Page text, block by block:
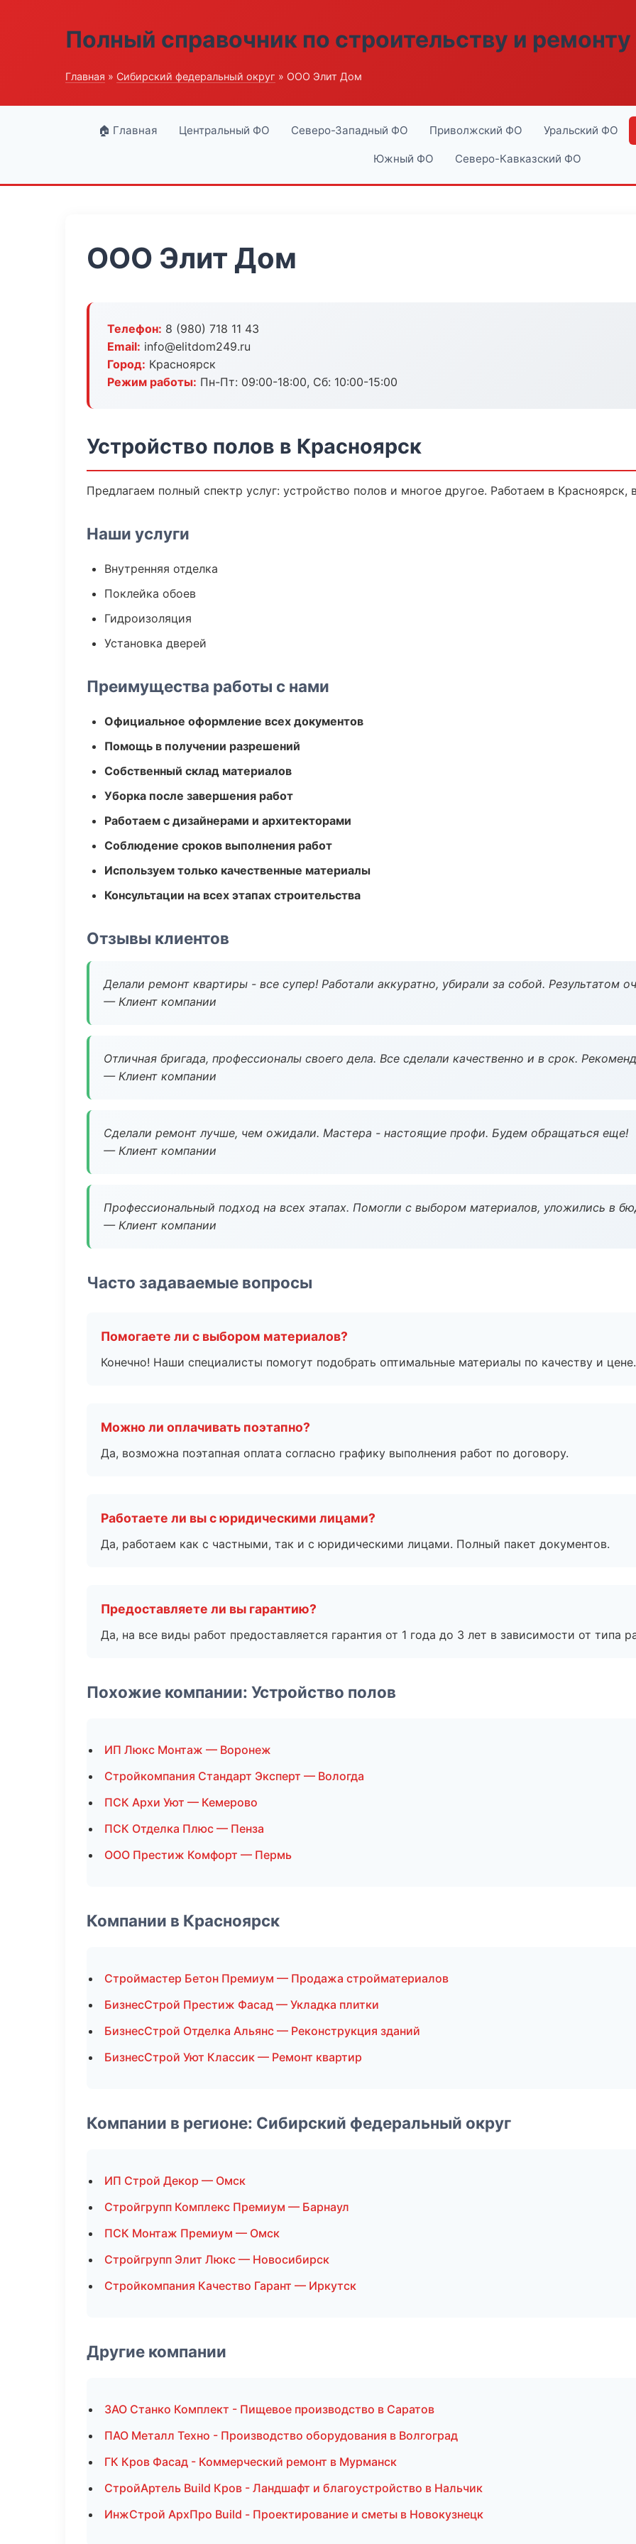
Полный справочник по строительству и ремонту
Главная » Сибирский федеральный округ » ООО Элит Дом
🏠 Главная Центральный ФО Северо-Западный ФО Приволжский ФО Уральский ФО
Южный ФО Северо-Кавказский ФО
ООО Элит Дом
Телефон: 8 (980) 718 11 43
Email: info@elitdom249.ru
Город: Красноярск
Режим работы: Пн-Пт: 09:00-18:00, Сб: 10:00-15:00
Устройство полов в Красноярск
Предлагаем полный спектр услуг: устройство полов и многое другое. Работаем в Красноярск,
Наши услуги
Внутренняя отделка
Поклейка обоев
Гидроизоляция
Установка дверей
Преимущества работы с нами
Официальное оформление всех документов
Помощь в получении разрешений
Собственный склад материалов
Уборка после завершения работ
Работаем с дизайнерами и архитекторами
Соблюдение сроков выполнения работ
Используем только качественные материалы
Консультации на всех этапах строительства
Отзывы клиентов
Делали ремонт квартиры - все супер! Работали аккуратно, убирали за собой. Результатом
— Клиент компании
Отличная бригада, профессионалы своего дела. Все сделали качественно и в срок.
— Клиент компании
Сделали ремонт лучше, чем ожидали. Мастера - настоящие профи. Будем обращаться еще!
— Клиент компании
Профессиональный подход на всех этапах. Помогли с выбором материалов, уложились в
— Клиент компании
Часто задаваемые вопросы
Помогаете ли с выбором материалов?
Конечно! Наши специалисты помогут подобрать оптимальные материалы по качеству и цене.
Можно ли оплачивать поэтапно?
Да, возможна поэтапная оплата согласно графику выполнения работ по договору.
Работаете ли вы с юридическими лицами?
Да, работаем как с частными, так и с юридическими лицами. Полный пакет документов.
Предоставляете ли вы гарантию?
Да, на все виды работ предоставляется гарантия от 1 года до 3 лет в зависимости от типа
Похожие компании: Устройство полов
ИП Люкс Монтаж — Воронеж
Стройкомпания Стандарт Эксперт — Вологда
ПСК Архи Уют — Кемерово
ПСК Отделка Плюс — Пенза
ООО Престиж Комфорт — Пермь
Компании в Красноярск
Строймастер Бетон Премиум — Продажа стройматериалов
БизнесСтрой Престиж Фасад — Укладка плитки
БизнесСтрой Отделка Альянс — Реконструкция зданий
БизнесСтрой Уют Классик — Ремонт квартир
Компании в регионе: Сибирский федеральный округ
ИП Строй Декор — Омск
Стройгрупп Комплекс Премиум — Барнаул
ПСК Монтаж Премиум — Омск
Стройгрупп Элит Люкс — Новосибирск
Стройкомпания Качество Гарант — Иркутск
Другие компании
ЗАО Станко Комплект - Пищевое производство в Саратов
ПАО Металл Техно - Производство оборудования в Волгоград
ГК Кров Фасад - Коммерческий ремонт в Мурманск
СтройАртель Build Кров - Ландшафт и благоустройство в Нальчик
ИнжСтрой АрхПро Build - Проектирование и сметы в Новокузнецк